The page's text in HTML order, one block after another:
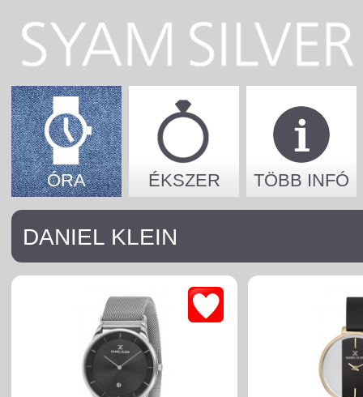
ÓRA ÉKSZER TÖBB INFÓ
DANIEL KLEIN